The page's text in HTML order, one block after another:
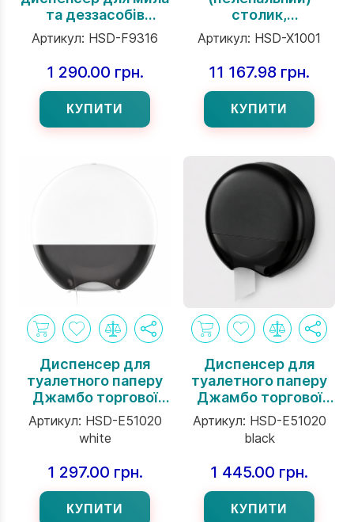
та деззасобів
Interhasa сенсорний,
1000 мл
Артикул: HSD-F9316
1 290.00 грн.
КУПИТИ
столик,
горизонтальний,
відкидний. ABC
пластик.
Артикул: HSD-X1001
11 167.98 грн.
КУПИТИ
Диспенсер для
туалетного паперу
Джамбо торгової
марки Interhasa
ENDEAVOR Serie
білий
Артикул: HSD-E51020
white
1 297.00 грн.
КУПИТИ
Диспенсер для
туалетного паперу
Джамбо торгової
марки Interhasa
ENDEAVOR Serie
чорний (51020B)
Артикул: HSD-E51020
black
1 445.00 грн.
КУПИТИ